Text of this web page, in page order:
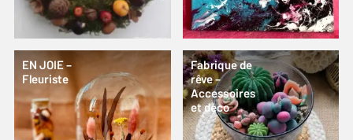
EN JOIE –
Fleuriste
Fabrique de
rêve –
Accessoires
et déco